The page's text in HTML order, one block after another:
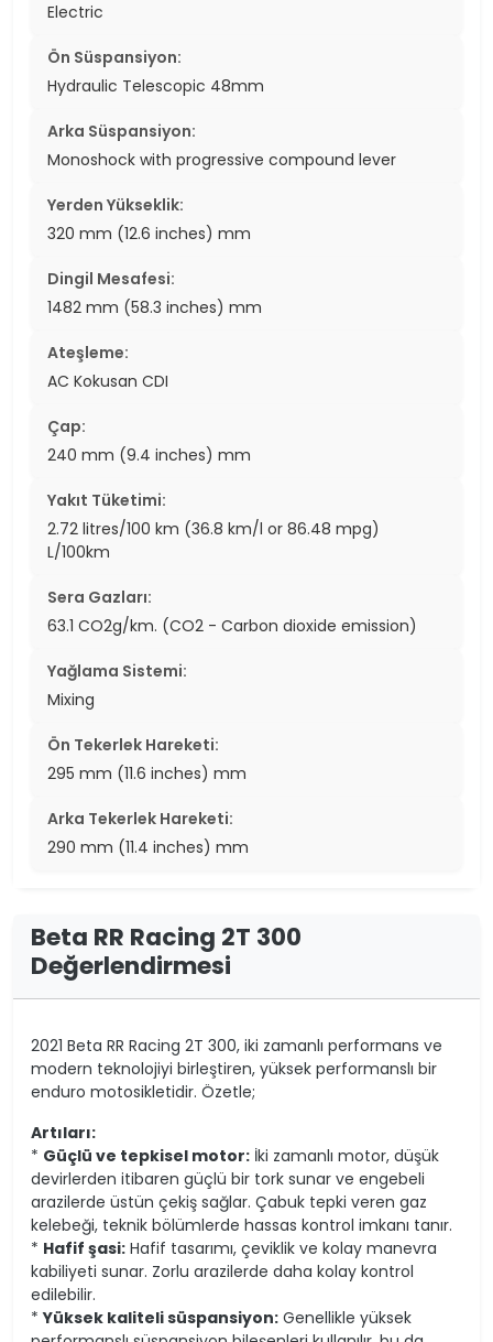
Electric
Ön Süspansiyon:
Hydraulic Telescopic 48mm
Arka Süspansiyon:
Monoshock with progressive compound lever
Yerden Yükseklik:
320 mm (12.6 inches) mm
Dingil Mesafesi:
1482 mm (58.3 inches) mm
Ateşleme:
AC Kokusan CDI
Çap:
240 mm (9.4 inches) mm
Yakıt Tüketimi:
2.72 litres/100 km (36.8 km/l or 86.48 mpg)
L/100km
Sera Gazları:
63.1 CO2g/km. (CO2 - Carbon dioxide emission)
Yağlama Sistemi:
Mixing
Ön Tekerlek Hareketi:
295 mm (11.6 inches) mm
Arka Tekerlek Hareketi:
290 mm (11.4 inches) mm
Beta RR Racing 2T 300
Değerlendirmesi
2021 Beta RR Racing 2T 300, iki zamanlı performans ve
modern teknolojiyi birleştiren, yüksek performanslı bir
enduro motosikletidir. Özetle;
Artıları:
* Güçlü ve tepkisel motor: İki zamanlı motor, düşük
devirlerden itibaren güçlü bir tork sunar ve engebeli
arazilerde üstün çekiş sağlar. Çabuk tepki veren gaz
kelebeği, teknik bölümlerde hassas kontrol imkanı tanır.
* Hafif şasi: Hafif tasarımı, çeviklik ve kolay manevra
kabiliyeti sunar. Zorlu arazilerde daha kolay kontrol
edilebilir.
*Yüksek kaliteli süspansiyon: Genellikle yüksek